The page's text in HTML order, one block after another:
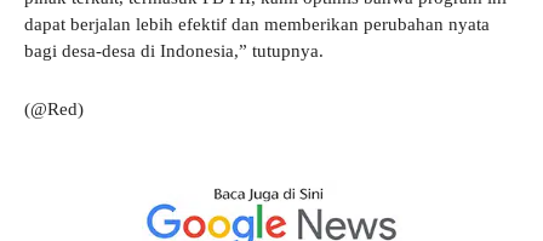
dapat berjalan lebih efektif dan memberikan perubahan nyata
bagi desa-desa di Indonesia,” tutupnya.
(@Red)